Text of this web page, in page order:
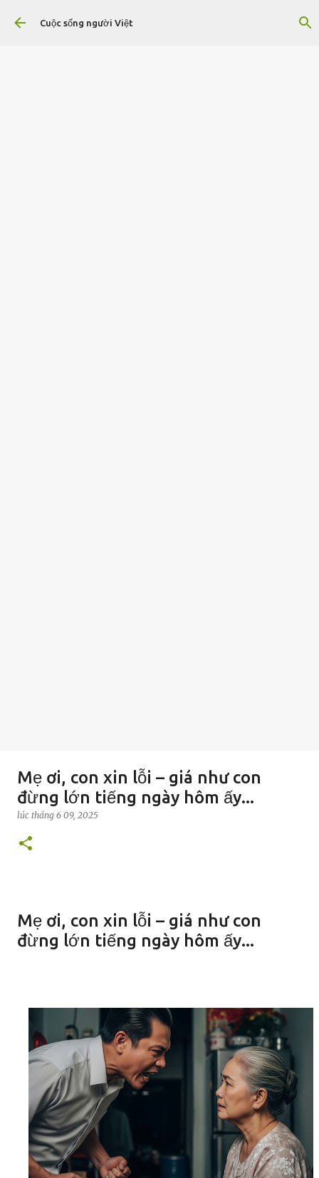
Chuyển đến nội dung chính
Cuộc sống người Việt
Mẹ ơi, con xin lỗi – giá như con
đừng lớn tiếng ngày hôm ấy...
lúc tháng 6 09, 2025
Mẹ ơi, con xin lỗi – giá như con
đừng lớn tiếng ngày hôm ấy...